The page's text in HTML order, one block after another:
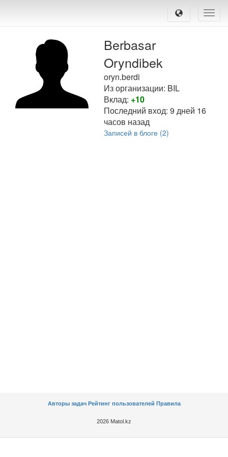
Toggle
Berbasar
Oryndibek
oryn.berdi
Из организации: BIL
Вклад: +10
Последний вход:9 дней 16
часов назад
Записей в блоге (2)
Авторы задач Рейтинг пользователей Правила
2026 Matol.kz